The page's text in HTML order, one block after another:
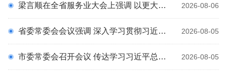
2026-08-06
梁言顺在全省服务业大会上强调 以更大力度推进服务业扩能提质 为安徽高质量发展提供有力支撑 王清宪主持 张西明出席
2026-08-05
省委常委会会议强调 深入学习贯彻习近平总书记重要指示精神 推进我省基础教育高质量发展侨务工作提质增效 梁言顺主持并讲话
2026-08-05
市委常委会召开会议 传达学习习近平总书记重要讲话重要指示精神 研究部署全市公安工作等 孟景伟主持会议